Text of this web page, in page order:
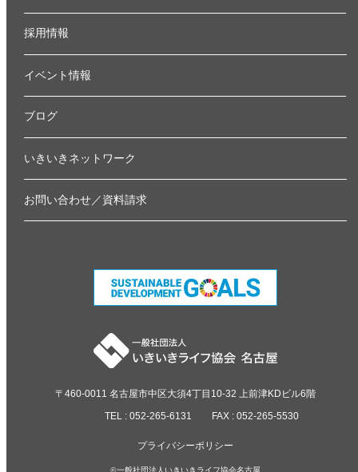
採用情報
イベント情報
ブログ
いきいきネットワーク
お問い合わせ／資料請求
〒460-0011 名古屋市中区大須4丁目10-32 上前津KDビル6階
TEL : 052-265-6131
FAX : 052-265-5530
プライバシーポリシー
©一般社団法人いきいきライフ協会名古屋